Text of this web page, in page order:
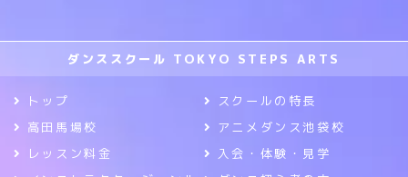
ダンススクール TOKYO STEPS ARTS
トップ
スクールの特長
高田馬場校
アニメダンス池袋校
レッスン料金
入会・体験・見学